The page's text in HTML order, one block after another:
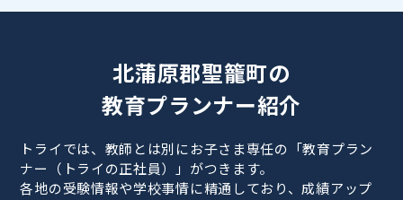
北蒲原郡聖籠町の
教育プランナー紹介
トライでは、教師とは別にお子さま専任の「教育プラン
ナー（トライの正社員）」がつきます。
各地の受験情報や学校事情に精通しており、成績アップ